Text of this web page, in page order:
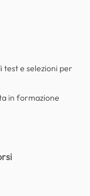
test e selezioni per
in formazione